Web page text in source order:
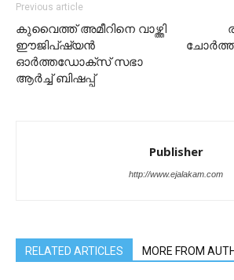
Previous article
കുവൈത്ത് അമീറിനെ വാഴ്ത്തി
ഈജിപ്ഷ്യൻ
ഓർത്തഡോക്സ് സഭാ
ആർച്ച് ബിഷപ്പ്
Publisher
http://www.ejalakam.com
RELATED ARTICLES MORE FROM